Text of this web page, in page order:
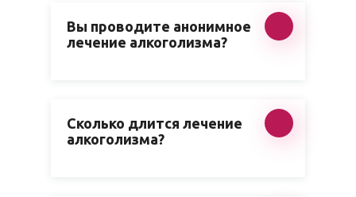
Вы проводите анонимное
лечение алкоголизма?
Сколько длится лечение
алкоголизма?